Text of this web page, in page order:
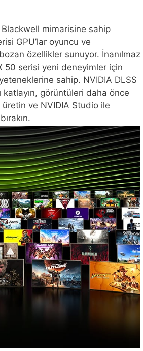
mimarisine sahip
GPU’lar oyuncu ve
özellikler sunuyor. İnanılmaz
50 serisi yeni deneyimler için
sahip. NVIDIA DLSS
katlayın, görüntüleri daha önce
üretin ve NVIDIA Studio ile